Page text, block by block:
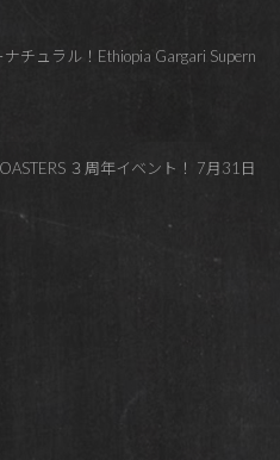
チュラル！Ethiopia Gargari Supern
３周年イベント！ 7月31日